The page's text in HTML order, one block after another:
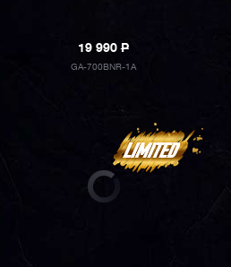
19 990P
GA-700BNR-1A